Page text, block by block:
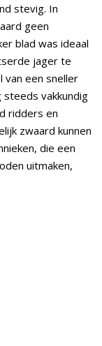
stevig. In
geen
blad was ideaal
jager te
een sneller
vakkundig
ridders en
zwaard kunnen
die een
uitmaken,